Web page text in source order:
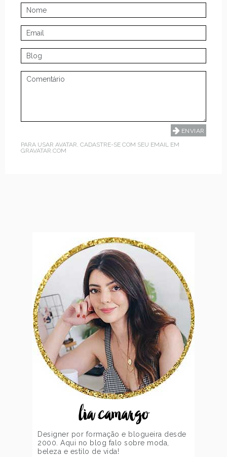
PARA USAR AVATAR, CADASTRE-SE COM SEU EMAIL EM
GRAVATAR.COM
lia camargo
Designer por formação e blogueira desde
2000. Aqui no blog falo sobre moda,
beleza e estilo de vida!